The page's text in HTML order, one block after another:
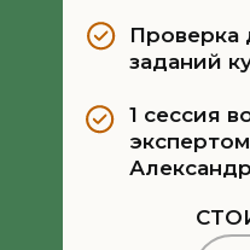
Проверка
заданий
1 сессия